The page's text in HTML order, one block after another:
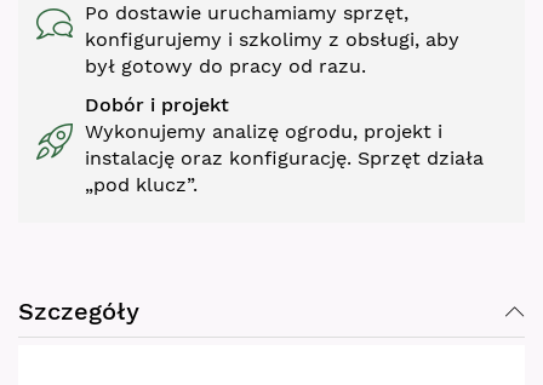
Po dostawie uruchamiamy sprzęt,
konfigurujemy i szkolimy z obsługi, aby
był gotowy do pracy od razu.
Dobór i projekt
Wykonujemy analizę ogrodu, projekt i
instalację oraz konfigurację. Sprzęt działa
„pod klucz”.
Szczegóły